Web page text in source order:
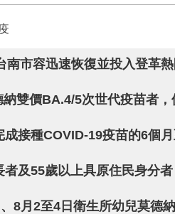
南市容迅速恢復並投入登革
雙價BA.4/5次世代疫苗者
成接種COVID-19疫苗的6個
者及55歲以上具原住民身分
8月2至4日衛生所幼兒莫德